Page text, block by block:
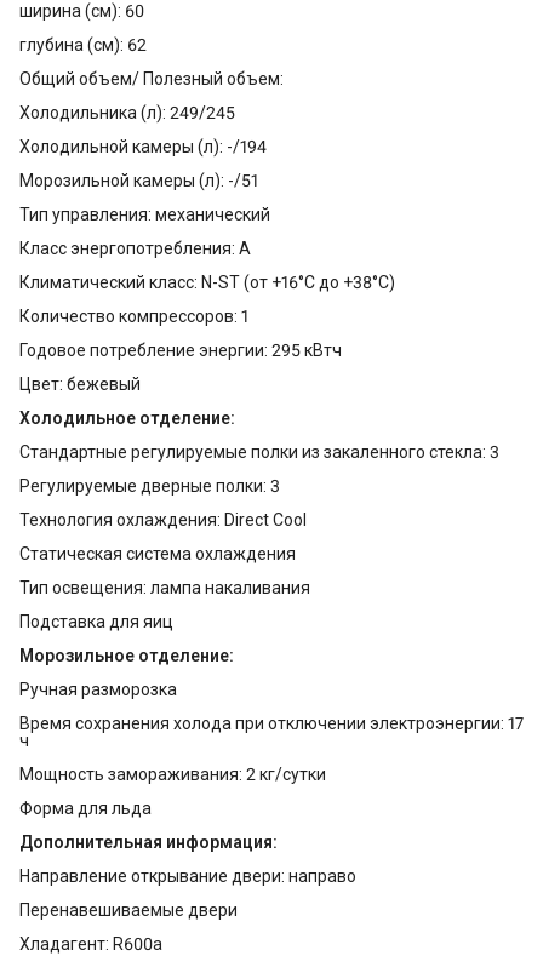
ширина (см): 60
глубина (см): 62
Общий объем/ Полезный объем:
Холодильника (л): 249/245
Холодильной камеры (л): -/194
Морозильной камеры (л): -/51
Тип управления: механический
Класс энергопотребления: А
Климатический класс: N-ST (от +16°С до +38°С)
Количество компрессоров: 1
Годовое потребление энергии: 295 кВтч
Цвет: бежевый
Холодильное отделение:
Стандартные регулируемые полки из закаленного стекла: 3
Регулируемые дверные полки: 3
Технология охлаждения: Direct Cool
Статическая система охлаждения
Тип освещения: лампа накаливания
Подставка для яиц
Морозильное отделение:
Ручная разморозка
Время сохранения холода при отключении электроэнергии: 17
ч
Мощность замораживания: 2 кг/сутки
Форма для льда
Дополнительная информация:
Направление открывание двери: направо
Перенавешиваемые двери
Хладагент: R600a